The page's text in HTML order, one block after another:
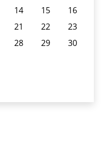
14 15
16
21 22
23
28 29
30